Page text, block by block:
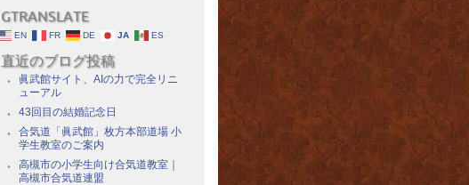
GTRANSLATE
EN FR DE JA ES
直近のブログ投稿
眞武館サイト、AIの力で完全リニ
ューアル
43回目の結婚記念日
合気道「眞武館」枚方本部道場 小
学生教室のご案内
高槻市の小学生向け合気道教室｜
高槻市合気道連盟